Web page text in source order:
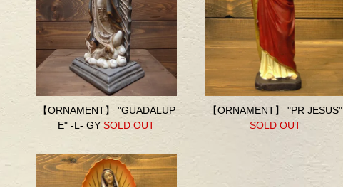
【ORNAMENT】 "GUADALUP
E" -L- GY SOLD OUT
【ORNAMENT】 "PR JESUS"
SOLD OUT